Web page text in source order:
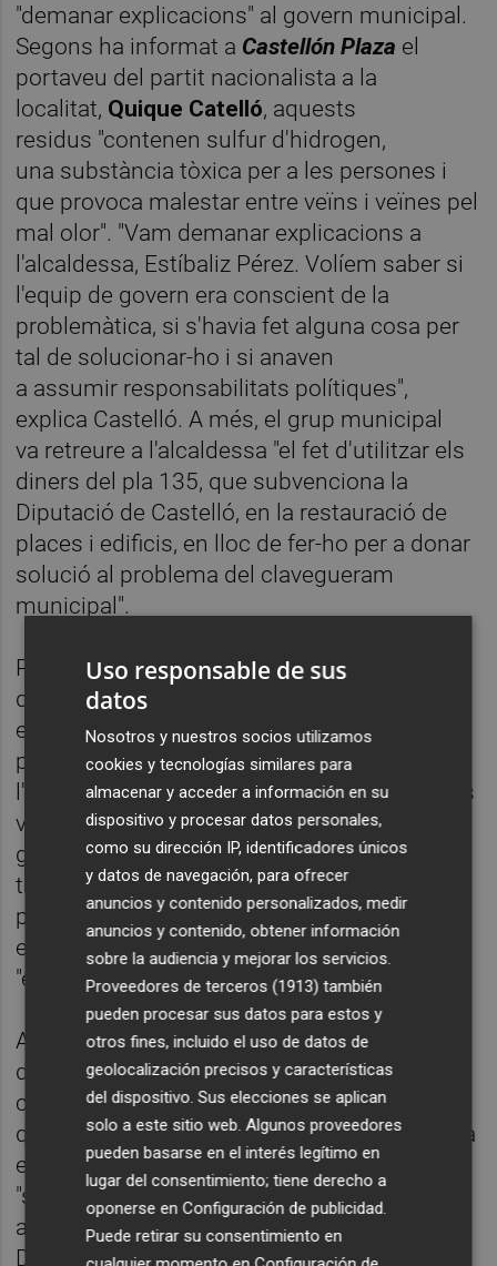
"demanar explicacions" al govern municipal.
Segons ha informat a Castellón Plaza el
portaveu del partit nacionalista a la
localitat, Quique Catelló, aquests
residus "contenen sulfur d'hidrogen,
una substància tòxica per a les persones i
que provoca malestar entre veïns i veïnes pel
mal olor". "Vam demanar explicacions a
l'alcaldessa, Estíbaliz Pérez. Volíem saber si
l'equip de govern era conscient de la
problemàtica, si s'havia fet alguna cosa per
tal de solucionar-ho i si anaven
a assumir responsabilitats polítiques",
explica Castelló. A més, el grup municipal
va retreure a l'alcaldessa "el fet d'utilitzar els
diners del pla 135, que subvenciona la
Diputació de Castelló, en la restauració de
places i edificis, en lloc de fer-ho per a donar
solució al problema del clavegueram
municipal".
Precisament, els ciutadans afectats no van
deixar passar l'oportunitat d'assistir al
evidenciar el seu malestar enfront d'aquesta
problemàtica. Pel que fa a la resposta de
l'equip de govern, segons han informat fonts
veïnals, l'alcaldessa va demanar permís al
govern provincial el passat mes de juny per
tal de connectar les canonades del
polígon Tras Castell a una depuradora que
està més a prop de la mar d'Almenara, però
"encara no ha rebut resposta".
Així doncs, els veïns i veïnes perjudicats
dos anys que insisteixen per tal que el
consistori oferisca una solució i assenyalen
que l'alcaldessa "només s'ha reunit una volta
en nosaltres". I que en més d'una ocasió
"s'ha hagut de cridar a la policia
a
tècnics d'Hidraqua per les males olors".
Davant d'aquesta situació, els ciutadans
Uso responsable de sus
datos
Nosotros y nuestros socios utilizamos
cookies y tecnologías similares para
almacenar y acceder a información en su
dispositivo y procesar datos personales,
como su dirección IP, identificadores únicos
y datos de navegación, para ofrecer
anuncios y contenido personalizados, medir
anuncios y contenido, obtener información
sobre la audiencia y mejorar los servicios.
Proveedores de terceros (1913) también
pueden procesar sus datos para estos y
otros fines, incluido el uso de datos de
geolocalización precisos y características
del dispositivo. Sus elecciones se aplican
solo a este sitio web. Algunos proveedores
pueden basarse en el interés legítimo en
lugar del consentimiento; tiene derecho a
oponerse enConfiguración de publicidad.
Puede retirar su consentimiento en